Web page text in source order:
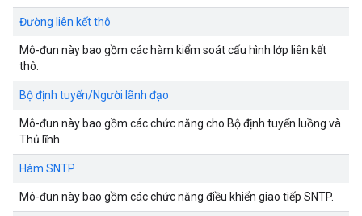
Đường liên kết thô
Mô-đun này bao gồm các hàm kiểm soát cấu hình lớp liên kết
thô.
Bộ định tuyến/Người lãnh đạo
Mô-đun này bao gồm các chức năng cho Bộ định tuyến luồng và
Thủ lĩnh.
Hàm SNTP
Mô-đun này bao gồm các chức năng điều khiển giao tiếp SNTP.